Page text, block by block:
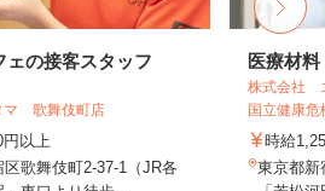
ェの接客スタッフ
マ 歌舞伎町店
以上
歌舞伎町2-37-1（JR各
医療材
株式会社
国立健康危
時給
東京都新